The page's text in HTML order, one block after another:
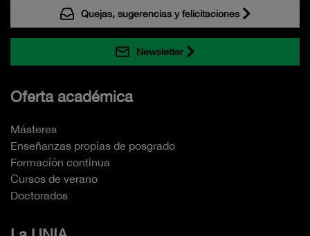
Quejas, sugerencias y felicitaciones
Newsletter
Oferta académica
Másteres
Enseñanzas propias de posgrado
Formación continua
Cursos de verano
Doctorados